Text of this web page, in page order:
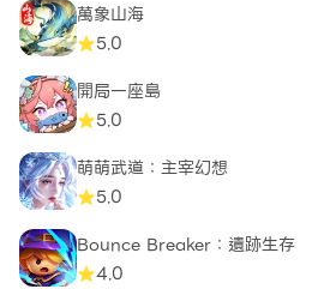
萬象山海
5.0
開局一座島
5.0
萌萌武道：主宰幻想
5.0
Bounce Breaker：遺跡生存
4.0